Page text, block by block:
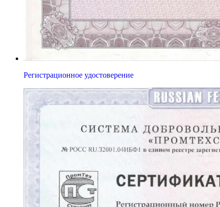
Регистрационное удостоверение